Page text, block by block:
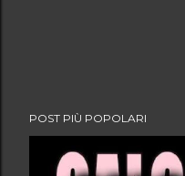
POST PIÙ POPOLARI